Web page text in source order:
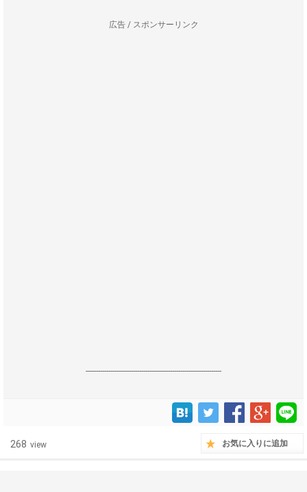
広告 / スポンサーリンク
------------------------------------------------------------------
268 view お気に入りに追加